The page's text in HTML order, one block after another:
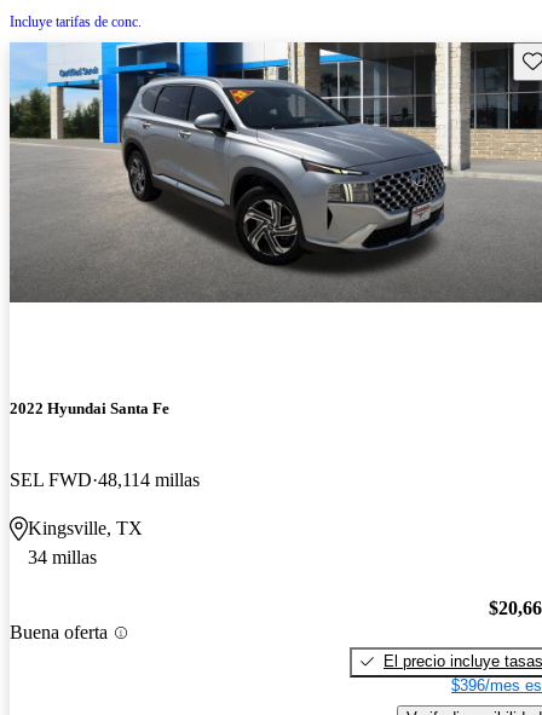
Incluye tarifas de conc.
2022 Hyundai Santa Fe
SEL FWD 48,114 millas
Kingsville, TX
34 millas
Buena oferta
El precio incluye tasas
$396/mes